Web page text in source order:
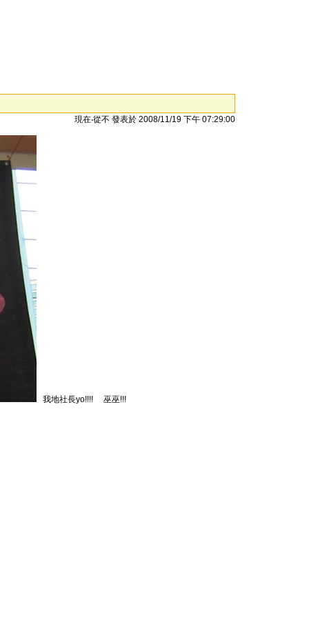
現在‧從不 發表於 2008/11/19 下午 07:29:00
我地社長yo!!!! 巫巫!!!